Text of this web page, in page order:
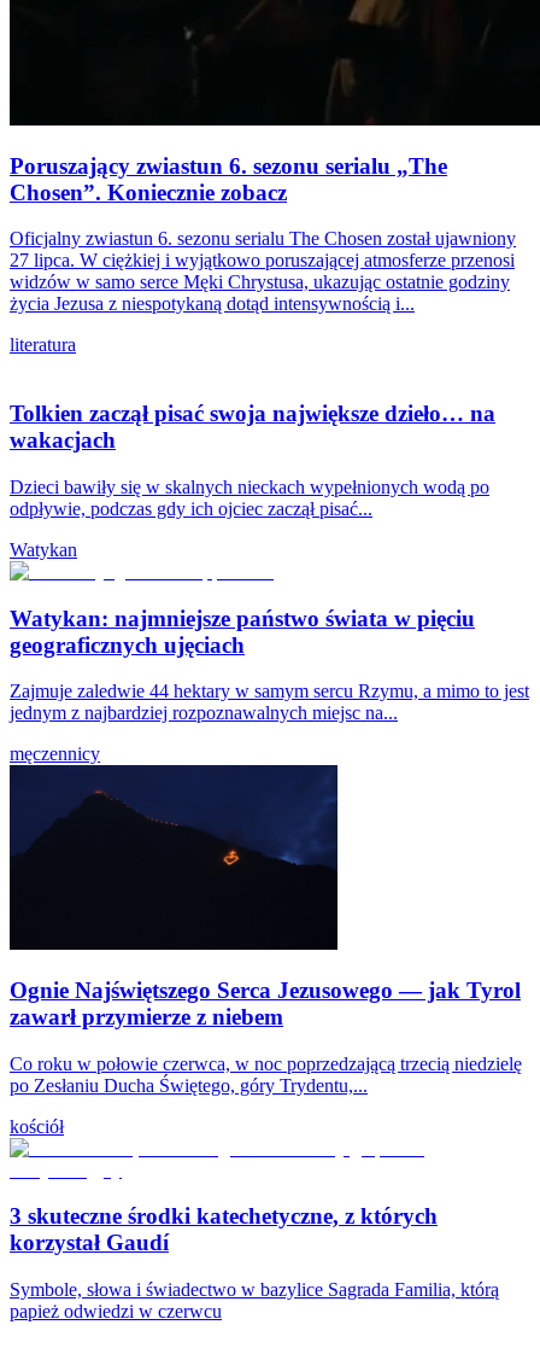
Poruszający zwiastun 6. sezonu serialu „The
Chosen”. Koniecznie zobacz
Oficjalny zwiastun 6. sezonu serialu The Chosen został ujawniony
27 lipca. W ciężkiej i wyjątkowo poruszającej atmosferze przenosi
widzów w samo serce Męki Chrystusa, ukazując ostatnie godziny
życia Jezusa z niespotykaną dotąd intensywnością i...
literatura
Tolkien zaczął pisać swoja największe dzieło… na
wakacjach
Dzieci bawiły się w skalnych nieckach wypełnionych wodą po
odpływie, podczas gdy ich ojciec zaczął pisać...
Watykan
Watykan: najmniejsze państwo świata w pięciu
geograficznych ujęciach
Zajmuje zaledwie 44 hektary w samym sercu Rzymu, a mimo to jest
jednym z najbardziej rozpoznawalnych miejsc na...
męczennicy
Ognie Najświętszego Serca Jezusowego — jak Tyrol
zawarł przymierze z niebem
Co roku w połowie czerwca, w noc poprzedzającą trzecią niedzielę
po Zesłaniu Ducha Świętego, góry Trydentu,...
kościół
3 skuteczne środki katechetyczne, z których
korzystał Gaudí
Symbole, słowa i świadectwo w bazylice Sagrada Familia, którą
papież odwiedzi w czerwcu